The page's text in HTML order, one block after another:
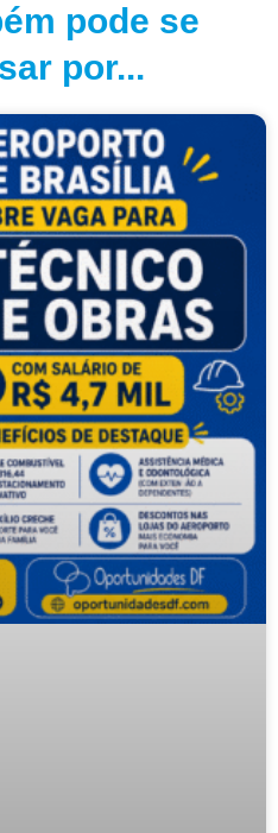
pode se
por...